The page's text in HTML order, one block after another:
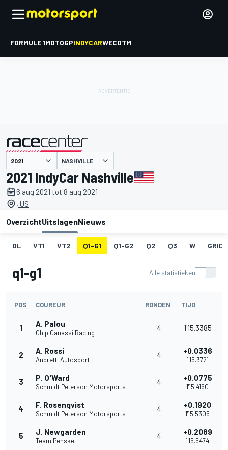
FORMULE 1MOTOGPINDYCARWECDTM
gepresenteerd door NASHVILLE
2021 IndyCar Nashville
6 aug 2021 tot 8 aug 2021
, US
OverzichtUitslagenNieuws
DL VT1 VT2 Q1-G1 Q1-G2 Q2 Q3 W GRID
q1-g1 Alle statistieken
POS COUREUR RONDEN TIJD
1 A. Palou
Chip Ganassi Racing
4 1'15.3385
2 A. Rossi
Andretti Autosport
4 +0.0336
1'15.3721
3 P. O'Ward
Schmidt Peterson Motorsports
4 +0.0775
1'15.4160
4 F. Rosenqvist
Schmidt Peterson Motorsports
4 +0.1920
1'15.5305
5 J. Newgarden
Team Penske
4 +0.2089
1'15.5474